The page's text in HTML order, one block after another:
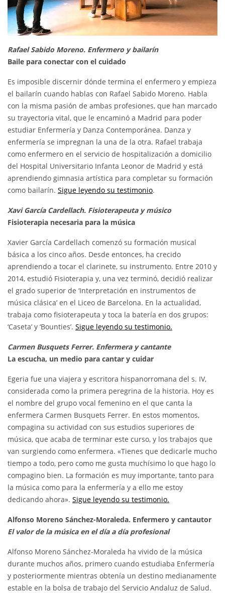
Rafael Sabido Moreno. Enfermero y bailarín
Baile para conectar con el cuidado
Es imposible discernir dónde termina el enfermero y empieza
el bailarín cuando hablas con Rafael Sabido Moreno. Habla
con la misma pasión de ambas profesiones, que han marcado
su trayectoria vital, que le encaminó a Madrid para poder
estudiar Enfermería y Danza Contemporánea. Danza y
enfermería se impregnan la una de la otra. Rafael trabaja
como enfermero en el servicio de hospitalización a domicilio
del Hospital Universitario Infanta Leonor de Madrid y está
aprendiendo gimnasia artística para completar su formación
como bailarín. Sigue leyendo su testimonio.
Xavi García Cardellach. Fisioterapeuta y músico
Fisioterapia necesaria para la música
Xavier García Cardellach comenzó su formación musical
básica a los cinco años. Desde entonces, ha crecido
aprendiendo a tocar el clarinete, su instrumento. Entre 2010 y
2014, estudió Fisioterapia y, una vez terminó, decidió realizar
el grado superior de ‘Interpretación en instrumentos de
música clásica’ en el Liceo de Barcelona. En la actualidad,
trabaja como fisioterapeuta y toca la batería en dos grupos:
‘Caseta’ y ‘Bounties’. Sigue leyendo su testimonio.
Carmen Busquets Ferrer. Enfermera y cantante
La escucha, un medio para cantar y cuidar
Egeria fue una viajera y escritora hispanorromana del s. IV,
considerada como la primera peregrina de la historia. Hoy es
el nombre del grupo vocal femenino en el que canta la
enfermera Carmen Busquets Ferrer. En estos momentos,
compagina su actividad con sus estudios superiores de
música, que acaba de terminar este curso, y los trabajos que
van surgiendo como enfermera. «Tienes que dedicarle mucho
tiempo a todo, pero como me gusta muchísimo lo que hago lo
compagino bien. La formación es muy importante, tanto para
la música como para la enfermería y a ello me estoy
dedicando ahora». Sigue leyendo su testimonio.
Alfonso Moreno Sánchez-Moraleda. Enfermero y cantautor
El valor de la música en el día a día profesional
Alfonso Moreno Sánchez-Moraleda ha vivido de la música
durante muchos años, primero cuando estudiaba Enfermería
y posteriormente mientras obtenía un destino medianamente
estable en la bolsa de trabajo del Servicio Andaluz de Salud.